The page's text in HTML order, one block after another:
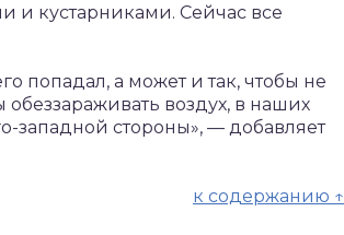
и кустарниками. Сейчас все
попадал, а может и так, чтобы не
воздух, в наших
западной стороны», — добавляет
к содержанию ↑